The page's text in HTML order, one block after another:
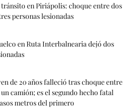
en Piriápolis: choque entre dos
personas lesionadas
en Ruta Interbalnearia dejó dos
de 20 años falleció tras choque entre
camión; es el segundo hecho fatal
metros del primero